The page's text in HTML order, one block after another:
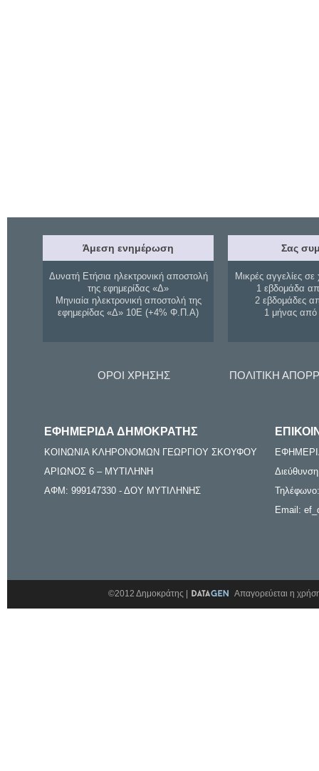
Άμεση ενημέρωση
Δυνατή Ετήσια ηλεκτρονική αποστολή
της εφημερίδας «Δ»
Μηνιαία ηλεκτρονική αποστολή της
εφημερίδας «Δ» 10Ε (+4% Φ.Π.Α)
Σας
Μικρές αγγελίες σε
1 εβδομάδα
2 εβδομάδες
1 μήνας
ΟΡΟΙ ΧΡΗΣΗΣ ΠΟΛΙΤΙΚΗ
ΕΦΗΜΕΡΙΔΑ ΔΗΜΟΚΡΑΤΗΣ
ΚΟΙΝΩΝΙΑ ΚΛΗΡΟΝΟΜΩΝ ΓΕΩΡΓΙΟΥ ΣΚΟΥΦΟΥ
ΑΡΙΩΝΟΣ 6 – ΜΥΤΙΛΗΝΗ
ΑΦΜ: 999147330 - ΔΟΥ ΜΥΤΙΛΗΝΗΣ
Email:
©2012 Δημοκράτης | Απαγορεύεται η